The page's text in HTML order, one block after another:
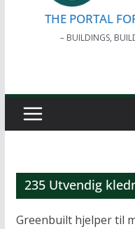
THE PORTAL
– BUILDINGS,
235 Utvendig
Greenbuilt hjelper til